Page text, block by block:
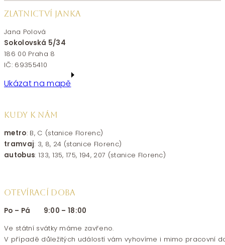
ZLATNICTVÍ JANKA
Jana Polová
Sokolovská 5/34
186 00 Praha 8
IČ: 69355410
Ukázat na mapě
KUDY K NÁM
metro: B, C (stanice Florenc)
tramvaj: 3, 8, 24 (stanice Florenc)
autobus: 133, 135, 175, 194, 207 (stanice Florenc)
OTEVÍRACÍ DOBA
Po – Pá 9:00 – 18:00
Ve státní svátky máme zavřeno.
V případě důležitých událostí vám vyhovíme i mimo pracovní